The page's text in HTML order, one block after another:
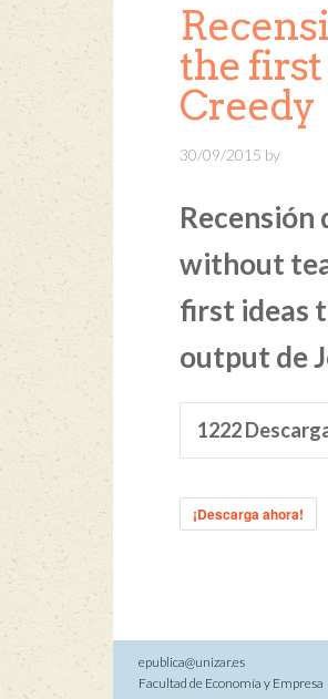
the first
Creedy
30/09/2015 by
Recensión
without
first ideas
output de
1222
¡Descarga ahora!
epublica@unizar.es
Facultad de Economía y Empresa